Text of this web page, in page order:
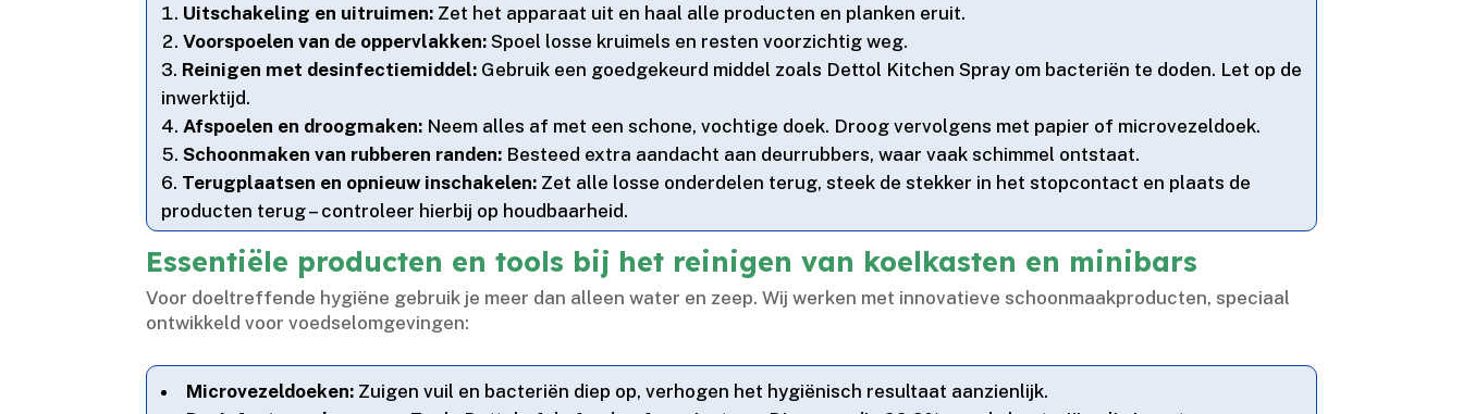
Uitschakeling en uitruimen: Zet het apparaat uit en haal alle producten en planken eruit.​
Voorspoelen van de oppervlakken: Spoel losse kruimels en resten voorzichtig weg.​
Reinigen met desinfectiemiddel: Gebruik een goedgekeurd middel zoals Dettol Kitchen Spray om bacteriën te doden.​ Let op de
inwerktijd.​
Afspoelen en droogmaken: Neem alles af met een schone, vochtige doek.​ Droog vervolgens met papier of microvezeldoek.​
Schoonmaken van rubberen randen: Besteed extra aandacht aan deurrubbers, waar vaak schimmel ontstaat.​
Terugplaatsen en opnieuw inschakelen: Zet alle losse onderdelen terug, steek de stekker in het stopcontact en plaats de
producten terug – controleer hierbij op houdbaarheid.​
Essentiële producten en tools bij het reinigen van koelkasten en minibars
Voor doeltreffende hygiëne gebruik je meer dan alleen water en zeep.​ Wij werken met innovatieve schoonmaakproducten, speciaal
ontwikkeld voor voedselomgevingen:
Microvezeldoeken: Zuigen vuil en bacteriën diep op, verhogen het hygiënisch resultaat aanzienlijk.​